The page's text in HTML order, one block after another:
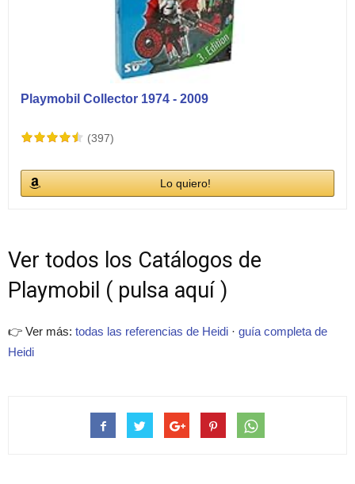
Playmobil Collector 1974 - 2009
(397)
Lo quiero!
Ver todos los Catálogos de
Playmobil ( pulsa aquí )
👉 Ver más: todas las referencias de Heidi · guía completa de
Heidi